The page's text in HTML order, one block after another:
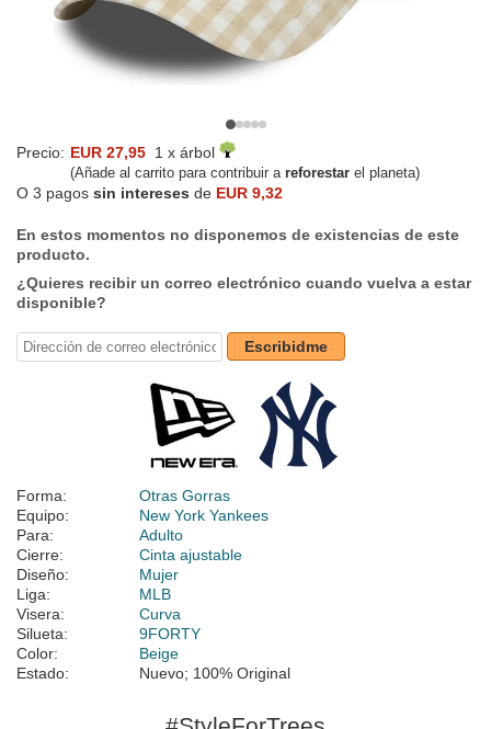
Precio: EUR 27,95 1 x árbol
(Añade al carrito para contribuir a reforestar el planeta)
O 3 pagos sin intereses de EUR 9,32
En estos momentos no disponemos de existencias de este
producto.
¿Quieres recibir un correo electrónico cuando vuelva a estar
disponible?
Escribidme
Forma:
Otras Gorras
Equipo:
New York Yankees
Para:
Adulto
Cierre:
Cinta ajustable
Diseño:
Mujer
Liga:
MLB
Visera:
Curva
Silueta:
9FORTY
Color:
Beige
Estado:
Nuevo; 100% Original